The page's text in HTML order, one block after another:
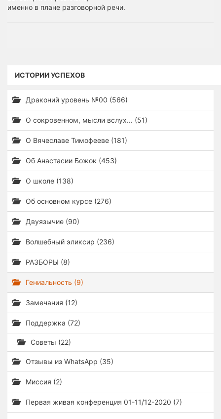
именно в плане разговорной речи.
ИСТОРИИ УСПЕХОВ
Драконий уровень №00 (566)
О сокровенном, мысли вслух... (51)
О Вячеславе Тимофееве (181)
Об Анастасии Божок (453)
О школе (138)
Об основном курсе (276)
Двуязычие (90)
Волшебный эликсир (236)
РАЗБОРЫ (8)
Гениальность (9)
Замечания (12)
Поддержка (72)
Советы (22)
Отзывы из WhatsApp (35)
Миссия (2)
Первая живая конференция 01-11/12-2020 (7)